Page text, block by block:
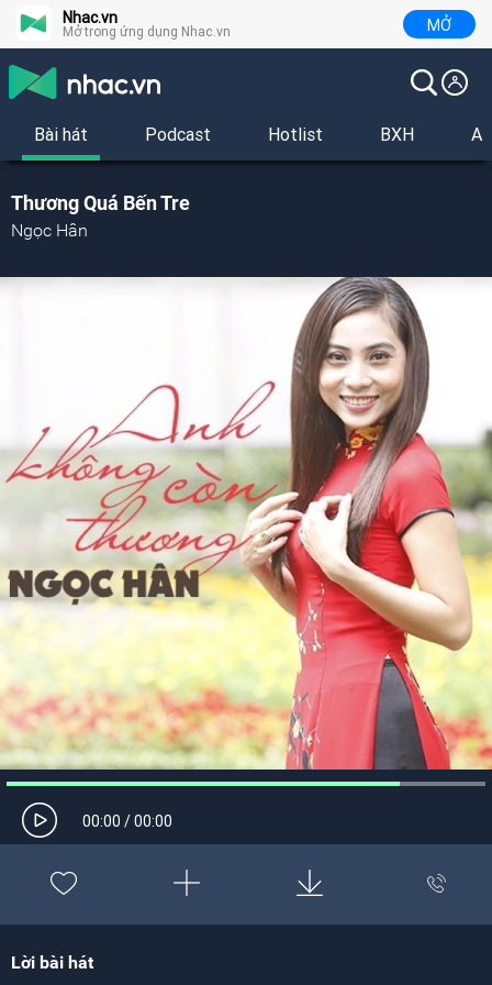
Nhac.vn
Mở trong ứng dụng Nhac.vn MỞ
Bài hát Podcast Hotlist BXH
Thương Quá Bến Tre
Ngọc Hân
00:00 /00:00
Lời bài hát